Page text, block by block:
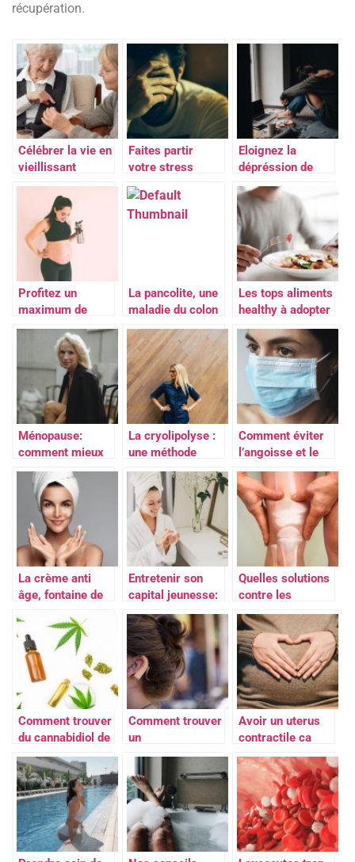
récupération.
Célébrer la vie en
vieillissant
Faites partir
votre stress
Eloignez la
dépréssion de
votre vie
Profitez un
maximum de
votre grossesse
La pancolite, une
maladie du colon
Les tops aliments
healthy à adopter
Ménopause:
comment mieux
la vivre?
Mesdames
quelques conseils
La cryolipolyse :
une méthode
efficace pour
maigrir ?
Comment éviter
l’angoisse et le
stress de la
COVID-19 ?
La crème anti
âge, fontaine de
les signes du
temps
Entretenir son
capital jeunesse:
Adoptez la bonne
routine de soin
Quelles solutions
contre les
douleurs
articulaires ?
Comment trouver
du cannabidiol de
qualite ?
Comment trouver
un
Audioprothesiste
Avoir un uterus
contractile ca
veut dire quoi ?